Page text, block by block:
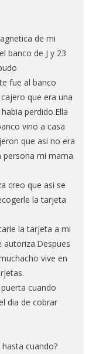
de mi
banco de J y 23
fue al banco
que era una
perdido.Ella
vino a casa
que asi no era
persona mi mama
creo que asi se
la tarjeta
la tarjeta a mi
vive en
cuando
dia de cobrar
cuando?